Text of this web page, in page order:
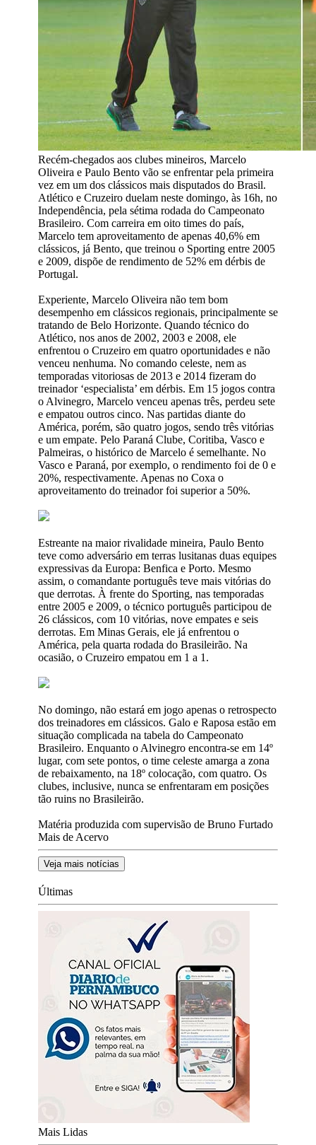
Recém-chegados aos clubes mineiros, Marcelo
Oliveira e Paulo Bento vão se enfrentar pela primeira
vez em um dos clássicos mais disputados do Brasil.
Atlético e Cruzeiro duelam neste domingo, às 16h, no
Independência, pela sétima rodada do Campeonato
Brasileiro. Com carreira em oito times do país,
Marcelo tem aproveitamento de apenas 40,6% em
clássicos, já Bento, que treinou o Sporting entre 2005
e 2009, dispõe de rendimento de 52% em dérbis de
Portugal.
Experiente, Marcelo Oliveira não tem bom
desempenho em clássicos regionais, principalmente se
tratando de Belo Horizonte. Quando técnico do
Atlético, nos anos de 2002, 2003 e 2008, ele
enfrentou o Cruzeiro em quatro oportunidades e não
venceu nenhuma. No comando celeste, nem as
temporadas vitoriosas de 2013 e 2014 fizeram do
treinador ‘especialista’ em dérbis. Em 15 jogos contra
o Alvinegro, Marcelo venceu apenas três, perdeu sete
e empatou outros cinco. Nas partidas diante do
América, porém, são quatro jogos, sendo três vitórias
e um empate. Pelo Paraná Clube, Coritiba, Vasco e
Palmeiras, o histórico de Marcelo é semelhante. No
Vasco e Paraná, por exemplo, o rendimento foi de 0 e
20%, respectivamente. Apenas no Coxa o
aproveitamento do treinador foi superior a 50%.
Estreante na maior rivalidade mineira, Paulo Bento
teve como adversário em terras lusitanas duas equipes
expressivas da Europa: Benfica e Porto. Mesmo
assim, o comandante português teve mais vitórias do
que derrotas. À frente do Sporting, nas temporadas
entre 2005 e 2009, o técnico português participou de
26 clássicos, com 10 vitórias, nove empates e seis
derrotas. Em Minas Gerais, ele já enfrentou o
América, pela quarta rodada do Brasileirão. Na
ocasião, o Cruzeiro empatou em 1 a 1.
No domingo, não estará em jogo apenas o retrospecto
dos treinadores em clássicos. Galo e Raposa estão em
situação complicada na tabela do Campeonato
Brasileiro. Enquanto o Alvinegro encontra-se em 14º
lugar, com sete pontos, o time celeste amarga a zona
de rebaixamento, na 18º colocação, com quatro. Os
clubes, inclusive, nunca se enfrentaram em posições
tão ruins no Brasileirão.
Matéria produzida com supervisão de Bruno Furtado
Mais de Acervo
Veja mais notícias
Últimas
Mais Lidas